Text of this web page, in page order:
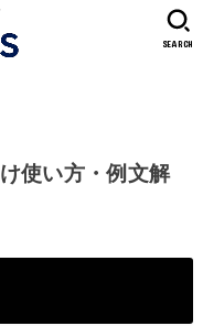
SEARCH
使い方・例文解